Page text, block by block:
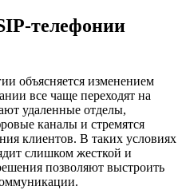
телефонии
объясняется изменением
все чаще переходят на
удаленные отделы,
каналы и стремятся
клиентов. В таких условиях
слишком жесткой и
позволяют выстроить